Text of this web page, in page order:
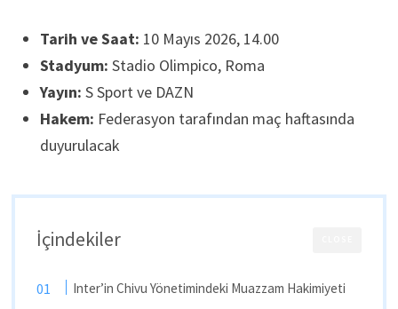
Tarih ve Saat: 10 Mayıs 2026, 14.00
Stadyum: Stadio Olimpico, Roma
Yayın: S Sport ve DAZN
Hakem: Federasyon tarafından maç haftasında
duyurulacak
İçindekiler
Inter’in Chivu Yönetimindeki Muazzam Hakimiyeti